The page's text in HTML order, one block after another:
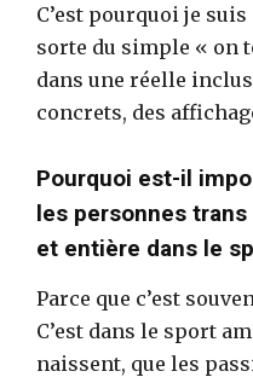
C’est pourquoi je suis
sorte du simple « on
dans une réelle
concrets, des
Pourquoi est-il
les personnes
et entière dans le
Parce que c’est
C’est dans le sport
naissent, que les